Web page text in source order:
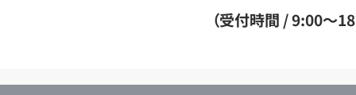
ル
（受付時間 / 9:00～